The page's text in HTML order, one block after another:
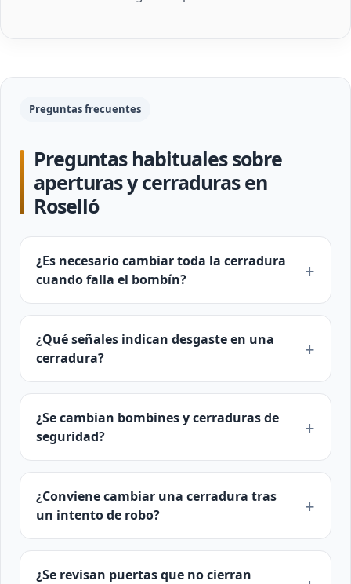
Preguntas frecuentes
Preguntas habituales sobre
aperturas y cerraduras en
Roselló
¿Es necesario cambiar toda la cerradura
cuando falla el bombín?
¿Qué señales indican desgaste en una
cerradura?
¿Se cambian bombines y cerraduras de
seguridad?
¿Conviene cambiar una cerradura tras
un intento de robo?
¿Se revisan puertas que no cierran